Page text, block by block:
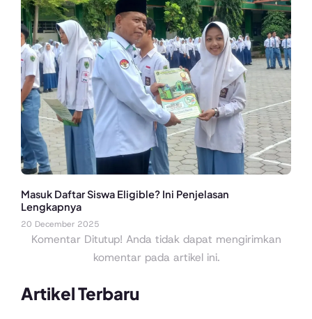
Artikel Terbaru
Masuk Daftar Siswa Eligible? Ini Penjelasan
Lengkapnya
20 December 2025
Komentar Ditutup! Anda tidak dapat mengirimkan
komentar pada artikel ini.